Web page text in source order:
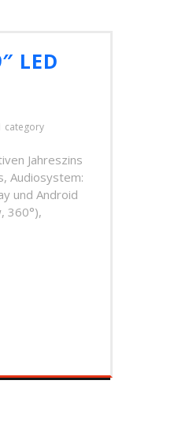
LED
category
Jahreszins
Audiosystem:
und Android
360°),